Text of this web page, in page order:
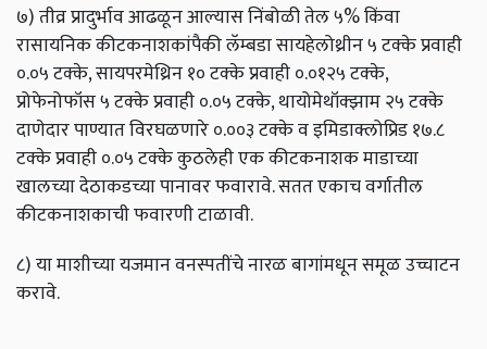
७) तीव्र प्रादुर्भाव आढळून आल्यास निंबोळी तेल ५% किंवा
रासायनिक कीटकनाशकांपैकी लॅम्बडा सायहेलोथ्रीन ५ टक्के प्रवाही
०.०५ टक्के, सायपरमेथ्रिन १० टक्के प्रवाही ०.०१२५ टक्के,
प्रोफेनोफॉस ५ टक्के प्रवाही ०.०५ टक्के, थायोमेथॉक्झाम २५ टक्के
दाणेदार पाण्यात विरघळणारे ०.००३ टक्के व इमिडाक्लोप्रिड १७.८
टक्के प्रवाही ०.०५ टक्के कुठलेही एक कीटकनाशक माडाच्या
खालच्या देठाकडच्या पानावर फवारावे. सतत एकाच वर्गातील
कीटकनाशकाची फवारणी टाळावी.
८) या माशीच्या यजमान वनस्पतींचे नारळ बागांमधून समूळ उच्चाटन
करावे.